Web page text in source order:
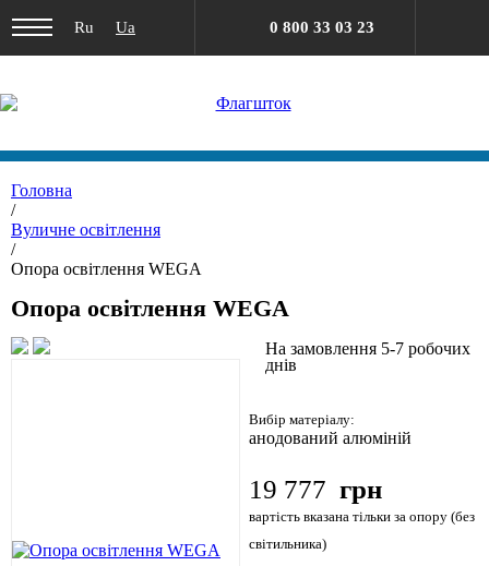
Ru Ua 0 800 33 03 23
Головна
/
Вуличне освітлення
/
Опора освітлення WEGA
Опора освітлення WEGA
На замовлення 5-7 робочих
днів
Вибір матеріалу:
анодований алюміній
19 777грн
вартість вказана тільки за опору (без
світильника)